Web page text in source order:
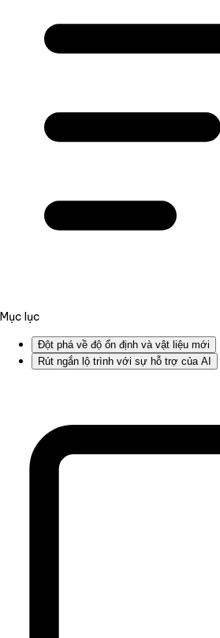
Mục lục
Đột phá về độ ổn định và vật liệu mới
Rút ngắn lộ trình với sự hỗ trợ của AI